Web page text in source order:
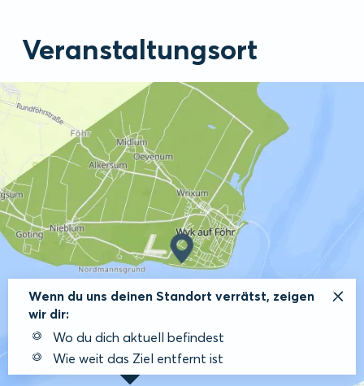
Veranstaltungsort
Wenn du uns deinen Standort verrätst, zeigen
wir dir:
Wo du dich aktuell befindest
Wie weit das Ziel entfernt ist